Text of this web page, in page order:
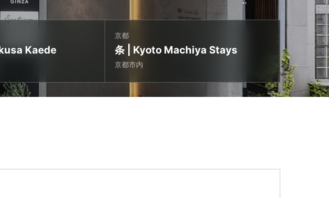
Kaede
京都
条 | Kyoto Machiya Stays
京都市内